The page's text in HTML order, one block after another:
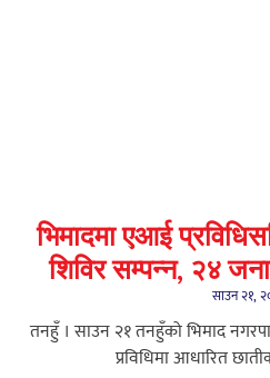
भिमादमा एआई
शिविर सम्पन्न, २४
साउन २१,
तनहुँ । साउन २१ तनहुँको भिमाद
प्रविधिमा आधारित